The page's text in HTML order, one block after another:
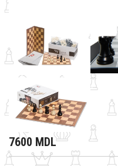
7600 MDL